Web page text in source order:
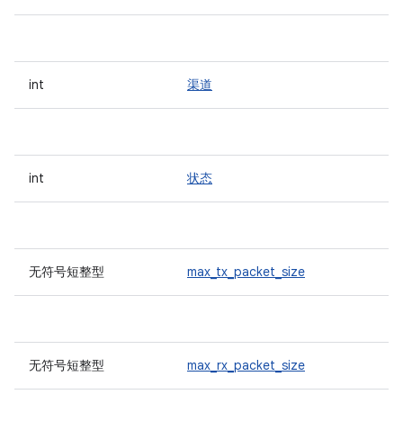
int 渠道
int 状态
无符号短整型 max_tx_packet_size
无符号短整型 max_rx_packet_size